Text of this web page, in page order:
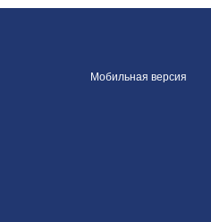
Мобильная версия